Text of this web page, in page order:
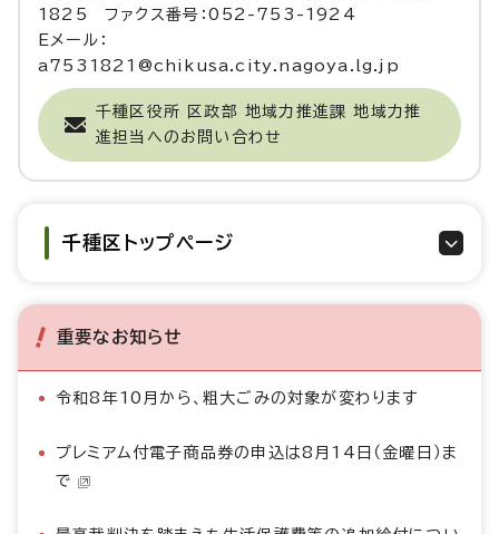
1825 ファクス番号：052-753-1924
Eメール：
a7531821@chikusa.city.nagoya.lg.jp
千種区役所 区政部 地域力推進課 地域力推
進担当へのお問い合わせ
千種区トップページ
重要なお知らせ
令和8年10月から、粗大ごみの対象が変わります
プレミアム付電子商品券の申込は8月14日（金曜日）ま
で